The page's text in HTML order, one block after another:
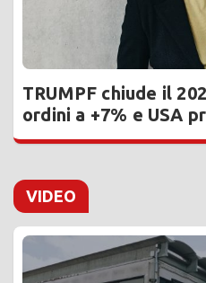
TRUMPF chiude il
ordini a +7% e USA
VIDEO